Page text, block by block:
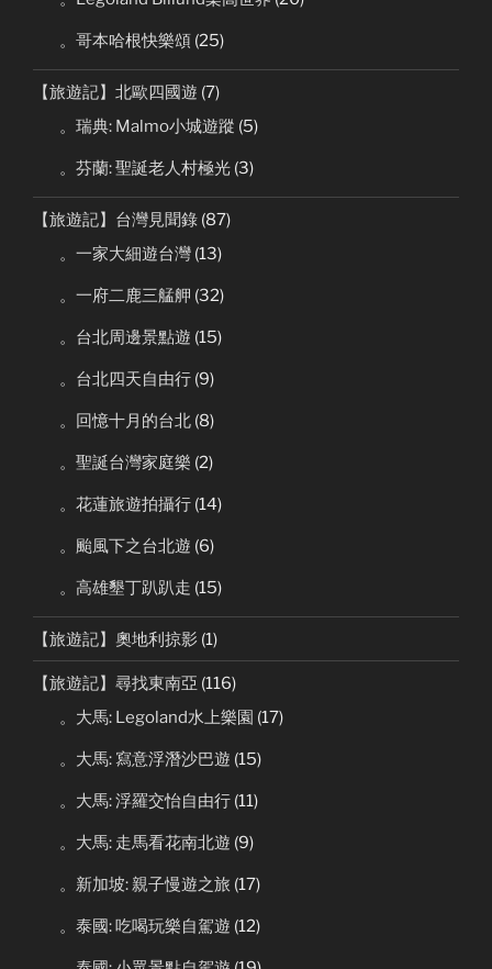
。哥本哈根快樂頌 (25)
【旅遊記】北歐四國遊 (7)
。瑞典: Malmo小城遊蹤 (5)
。芬蘭: 聖誕老人村極光 (3)
【旅遊記】台灣見聞錄 (87)
。一家大細遊台灣 (13)
。一府二鹿三艋舺 (32)
。台北周邊景點遊 (15)
。台北四天自由行 (9)
。回憶十月的台北 (8)
。聖誕台灣家庭樂 (2)
。花蓮旅遊拍攝行 (14)
。颱風下之台北遊 (6)
。高雄墾丁趴趴走 (15)
【旅遊記】奧地利掠影 (1)
【旅遊記】尋找東南亞 (116)
。大馬: Legoland水上樂園 (17)
。大馬: 寫意浮潛沙巴遊 (15)
。大馬: 浮羅交怡自由行 (11)
。大馬: 走馬看花南北遊 (9)
。新加坡: 親子慢遊之旅 (17)
。泰國: 吃喝玩樂自駕遊 (12)